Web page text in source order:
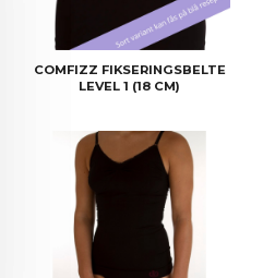
COMFIZZ FIKSERINGSBELTE
LEVEL 1 (18 CM)